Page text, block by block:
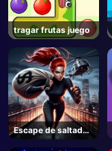
tragar frutas juego
Escape de saltador
de piso